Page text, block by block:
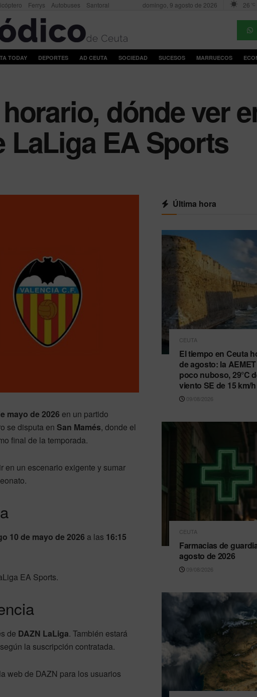
Ferrys Autobuses Santoral domingo, 9 agosto de 2026 26 °C
TODAY DEPORTES AD CEUTA SOCIEDAD SUCESOS MARRUECOS
dónde ver
EA Sports
mayo de 2026 en un partido
se disputa en San Mamés, donde el
final de la temporada.
en un escenario exigente y sumar
10 de mayo de 2026 a las 16:15
EA Sports.
de DAZN LaLiga. También estará
la suscripción contratada.
web de DAZN para los usuarios
Última hora
CEUTA
El tiempo en Ceuta
de agosto: la
poco nuboso, 29°C
viento SE de 15 km/h
09/08/2026
CEUTA
Farmacias de
agosto de 2026
09/08/2026